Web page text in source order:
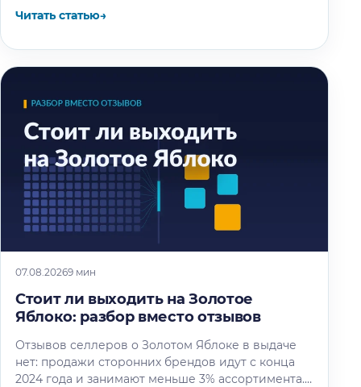
Читать статью→
07.08.20269 мин
Стоит ли выходить на Золотое
Яблоко: разбор вместо отзывов
Отзывов селлеров о Золотом Яблоке в выдаче
нет: продажи сторонних брендов идут с конца
2024 года и занимают меньше 3% ассортимента.